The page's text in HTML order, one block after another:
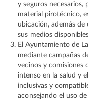
y seguros necesarios,
material pirotécnico,
ubicación, además
sus medios
El Ayuntamiento de
mediante campañas
vecinos y comisiones
intenso en la salud y
inclusivas y
aconsejando el uso